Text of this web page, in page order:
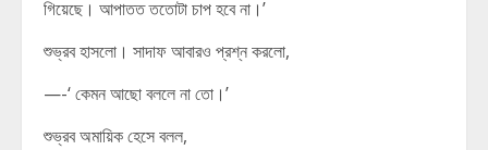
গিয়েছে। আপাতত ততোটা চাপ হবে না।’
শুভ্রব হাসলো। সাদাফ আবারও প্রশ্ন করলো,
—-‘ কেমন আছো বললে না তো।’
শুভ্রব অমায়িক হেসে বলল,